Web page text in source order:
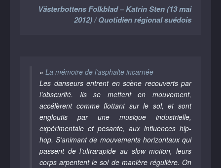
Västerbottens Folkblad – Katrin Sten (13 mai
2012) / Quotidien régional suédois
« La mémoire de l’asphalte incarnée
Les danseurs entrent en scène recouverts par
l’obscurité. Ils se mettent en mouvement,
accélèrent comme flottant sur le sol, et sont
engloutis par une musique industrielle,
expérimentale et pesante, aux influences hip-
hop. S’animant de mouvements horizontaux qui
passent de l’ultrarapide au slow motion, leurs
corps arpentent le sol de manière régulière. On